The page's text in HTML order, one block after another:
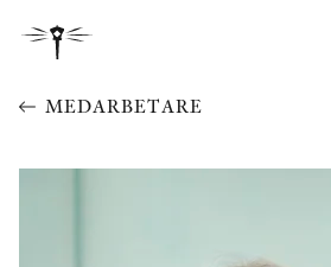
MEDARBETARE